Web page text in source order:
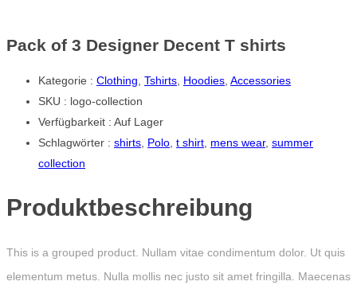
Pack of 3 Designer Decent T shirts
Kategorie : Clothing Tshirts Hoodies Accessories
SKU : logo-collection
Verfügbarkeit : Auf Lager
Schlagwörter : shirts Polo t shirt mens wear, summer
collection
Produktbeschreibung
This is a grouped product. Nullam vitae condimentum dolor. Ut quis
elementum metus. Nulla mollis nec justo sit amet fringilla. Maecenas